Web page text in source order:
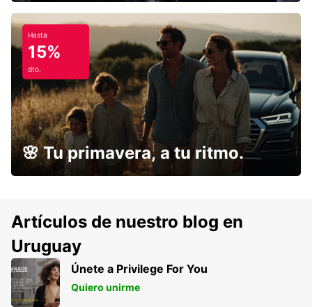
Hasta
15%
dto.
🌸 Tu primavera, a tu ritmo.
Artículos de nuestro blog en
Uruguay
Únete a Privilege For You
Quiero unirme